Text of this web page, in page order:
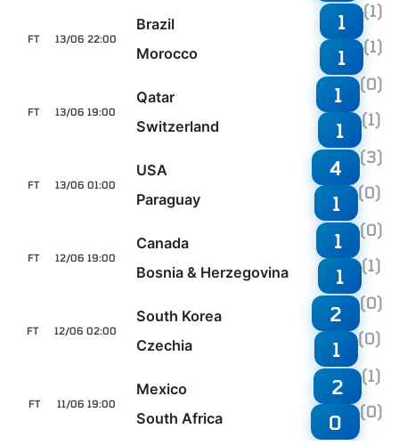
13/06 22:00
FT
Brazil
Morocco
1 (1)
1 (1)
13/06 19:00
FT
Qatar
Switzerland
1 (0)
1 (1)
13/06 01:00
FT
USA
Paraguay
4 (3)
1 (0)
12/06 19:00
FT
Canada
Bosnia & Herzegovina
1 (0)
1 (1)
12/06 02:00
FT
South Korea
Czechia
2 (0)
1 (0)
11/06 19:00
FT
Mexico
South Africa
2 (1)
0 (0)